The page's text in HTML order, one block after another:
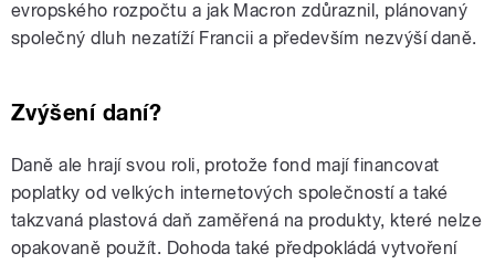
evropského rozpočtu a jak Macron zdůraznil, plánovaný
společný dluh nezatíží Francii a především nezvýší daně.
Zvýšení daní?
Daně ale hrají svou roli, protože fond mají financovat
poplatky od velkých internetových společností a také
takzvaná plastová daň zaměřená na produkty, které nelze
opakovaně použít. Dohoda také předpokládá vytvoření